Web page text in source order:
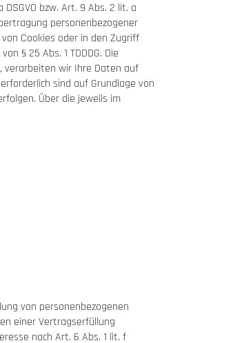
bzw. Art. 9 Abs. 2 lit. a
personenbezogener
Cookies oder in den Zugriff
§ 25 Abs. 1 TDDDG. Die
verarbeiten wir Ihre Daten auf
sind auf Grundlage von
Über die jeweils im
von personenbezogenen
einer Vertragserfüllung
nach Art. 6 Abs. 1 lit. f